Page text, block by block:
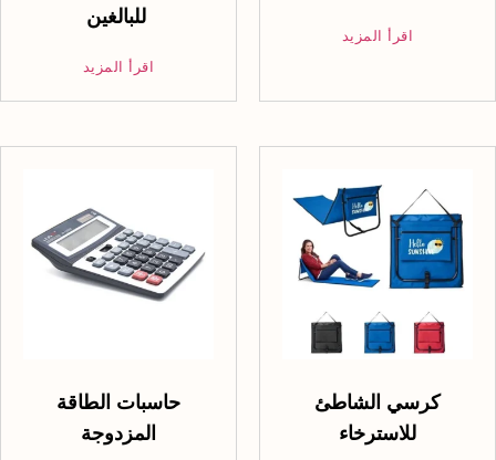
للبالغين
اقرأ المزيد
اقرأ المزيد
حاسبات الطاقة
المزدوجة
كرسي الشاطئ
للاسترخاء